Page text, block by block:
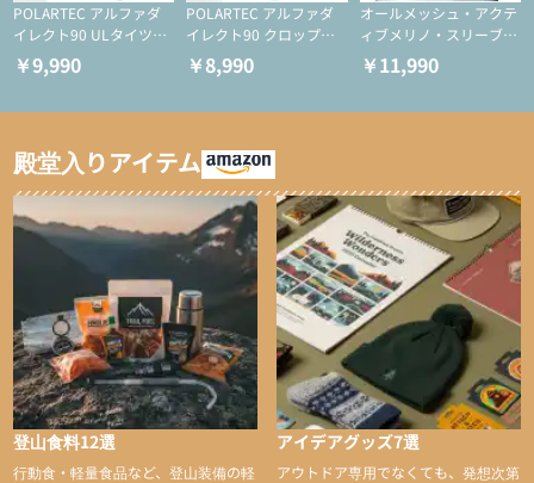
POLARTEC アルファダ
イレクト90 ULタイツ
（アクティブインサレー
ション/テント泊用パジ
￥9,990
POLARTEC アルファダ
イレクト90 クロップド
ULタイツ（アクティブ
インサレーション/テン
￥8,990
オールメッシュ・アクテ
ィブメリノ・スリーブレ
ス
￥11,990
殿堂入りアイテム
登山食料12選
行動食・軽量食品など、登山装備の軽
アイデアグッズ7選
アウトドア専用でなくても、発想次第